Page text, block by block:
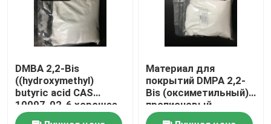
DMBA 2,2-Bis
((hydroxymethyl)
butyric acid CAS
10097-02-6 хорошее
скрещивающее и
Материал для
покрытий DMPA 2,2-
Bis (оксиметильный)
пропионовый
кисловочный CAS